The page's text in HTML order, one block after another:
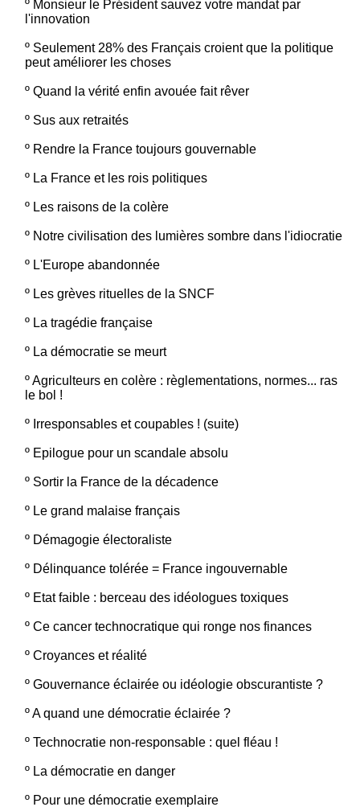
º Monsieur le Président sauvez votre mandat par
l'innovation
º Seulement 28% des Français croient que la politique
peut améliorer les choses
º Quand la vérité enfin avouée fait rêver
º Sus aux retraités
º Rendre la France toujours gouvernable
º La France et les rois politiques
º Les raisons de la colère
º Notre civilisation des lumières sombre dans l'idiocratie
º L'Europe abandonnée
º Les grèves rituelles de la SNCF
º La tragédie française
º La démocratie se meurt
ºAgriculteurs en colère : règlementations, normes... ras
le bol !
º Irresponsables et coupables ! (suite)
º Epilogue pour un scandale absolu
º Sortir la France de la décadence
º Le grand malaise français
º Démagogie électoraliste
º Délinquance tolérée = France ingouvernable
º Etat faible : berceau des idéologues toxiques
º Ce cancer technocratique qui ronge nos finances
º Croyances et réalité
º Gouvernance éclairée ou idéologie obscurantiste ?
ºA quand une démocratie éclairée ?
º Technocratie non-responsable : quel fléau !
º La démocratie en danger
º Pour une démocratie exemplaire